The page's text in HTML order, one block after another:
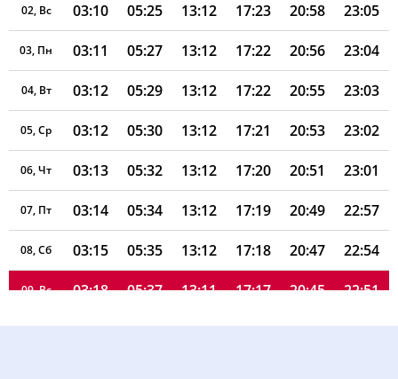
02, Вс 03:10 05:25 13:12 17:23 20:58 23:05
03, Пн 03:11 05:27 13:12 17:22 20:56 23:04
04, Вт 03:12 05:29 13:12 17:22 20:55 23:03
05, Ср 03:12 05:30 13:12 17:21 20:53 23:02
06, Чт 03:13 05:32 13:12 17:20 20:51 23:01
07, Пт 03:14 05:34 13:12 17:19 20:49 22:57
08, Сб 03:15 05:35 13:12 17:18 20:47 22:54
09, Вс 03:18 05:37 13:11 17:17 20:45 22:51
10, Пн 03:22 05:39 13:11 17:16 20:43 22:48